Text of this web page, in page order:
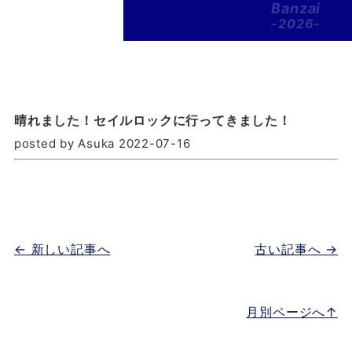
Banzai
-2026-
晴れました！セイルロックに行ってきました！
posted by Asuka 2022-07-16
古い記事へ →
← 新しい記事へ
月別ページへ↑